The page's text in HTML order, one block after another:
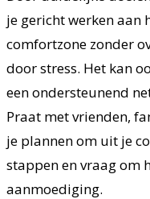
je gericht werken aan
comfortzone zonder
door stress. Het kan
een ondersteunend
Praat met vrienden,
je plannen om uit je
stappen en vraag om
aanmoediging.